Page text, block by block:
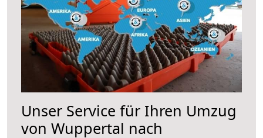
Unser Service für Ihren Umzug
von Wuppertal nach